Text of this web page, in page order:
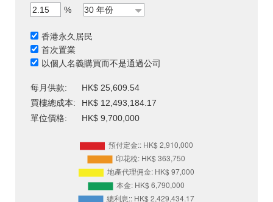
%
香港永久居民
首次置業
以個人名義購買而不是通過公司
每月供款:
HK$ 25,609.54
買樓總成本:
HK$ 12,493,184.17
單位價格:
HK$ 9,700,000